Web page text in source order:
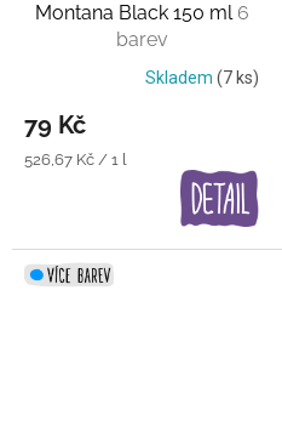
Montana Black 150 ml 6
barev
Skladem (7 ks)
79 Kč
Měrná
526,67 Kč / 1 l